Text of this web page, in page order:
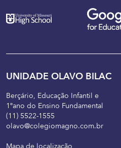
UNIDADE OLAVO BILAC
Berçário, Educação Infantil e
1ºano do Ensino Fundamental
(11) 5522-1555
olavo@colegiomagno.com.br
Mapa de localização